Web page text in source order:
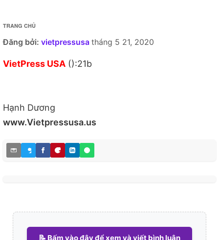
TRANG CHỦ
Đăng bởi: vietpressusa tháng 5 21, 2020
VietPress USA ():21b
Hạnh Dương
www.Vietpressusa.us
📝 Bấm vào đây để xem và viết bình luận